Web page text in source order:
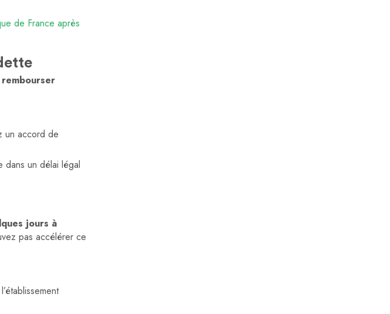
de France après
rembourser
un accord de
dans un délai légal
jours à
pas accélérer ce